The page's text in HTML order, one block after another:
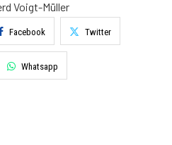
Voigt-Müller
Facebook Twitter
Whatsapp